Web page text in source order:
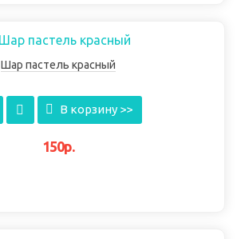
Шар пастель красный
В корзину >>
150р.